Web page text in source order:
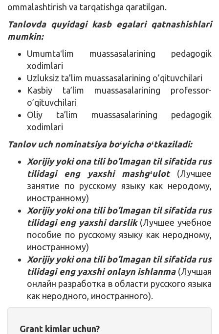
ommalashtirish va tarqatishga qaratilgan.
Tanlovda quyidagi kasb egalari qatnashishlari
mumkin:
Umumtaʻlim muassasalarining pedagogik
xodimlari
Uzluksiz ta’lim muassasalarining o’qituvchilari
Kasbiy ta’lim muassasalarining professor-
o’qituvchilari
Oliy ta’lim muassasalarining pedagogik
xodimlari
Tanlov uch nominatsiya boʻyicha oʻtkaziladi:
Xorijiy yoki ona tili bo’lmagan til sifatida rus
tilidagi eng yaxshi mashgʻulot(Лучшее
занятие по русскому языку как неродому,
иностранному)
Xorijiy yoki ona tili bo’lmagan til sifatida rus
tilidagi eng yaxshi darslik(Лучшее учебное
пособие по русскому языку как неродному,
иностранному)
Xorijiy yoki ona tili bo’lmagan til sifatida rus
tilidagi eng yaxshi onlayn ishlanma (Лучшая
онлайн разработка в области русского языка
как неродного, иностранного).
Grant kimlar uchun?